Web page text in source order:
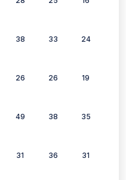
38 33 24
26 26 19
49 38 35
31 36 31